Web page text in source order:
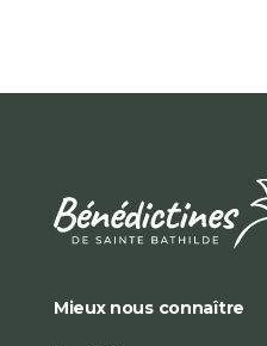
Mieux nous connaître